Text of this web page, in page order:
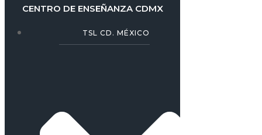
CENTRO DE ENSEÑANZA CDMX
TSL CD. MÉXICO